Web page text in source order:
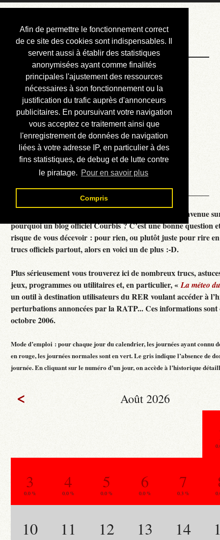
Afin de permettre le fonctionnement correct
de ce site des cookies sont indispensables. Il
servent aussi à établir des statistiques
anonymisées ayant comme finalités
principales l'ajustement des ressources
nécessaires à son fonctionnement ou la
justification du trafic auprès d'annonceurs
publicitaires. En poursuivant votre navigation
vous acceptez ce traitement ainsi que
l'enregistrement de données de navigation
liées à votre adresse IP, en particulier à des
fins statistiques, de debug et de lutte contre
le piratage. Pour en savoir plus
Compris
Courbis, « LE »
Blog Officiel
Bienvenue
Réalisations
Divers (et d’été)
Annonces
Liens externes
Téléchargement
Contact
Courbis, « LE » Blog Officiel - je vous souhaite la bienvenue
pourquoi un blog officiel Courbis ? C’est une bonne question
risque de vous décevoir : pour rien, ou plutôt juste pour rire
trucs officiels partout, alors en voici un de plus :-D.
Plus sérieusement vous trouverez ici de nombreux trucs,
jeux, programmes ou utilitaires et, en particulier, «La méteo
un outil à destination utilisateurs du RER voulant accéder à
perturbations annoncées par la RATP... Ces informations sont
octobre 2006.
Mode d’emploi : pour chaque jour du calendrier, les journées ayant connu
en rouge, les journées normales sont en vert. Le gris indique l’absence de
journée. En cliquant sur le numéro d’un jour, on accède à l’historique
< Août 2026
3
0.0 %
4
0.0 %
5
0.0 %
6
0.0 %
7
0.3 %
10 11 12 13 14